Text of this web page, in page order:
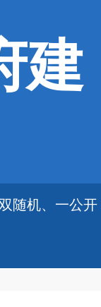
建
双随机、一公开